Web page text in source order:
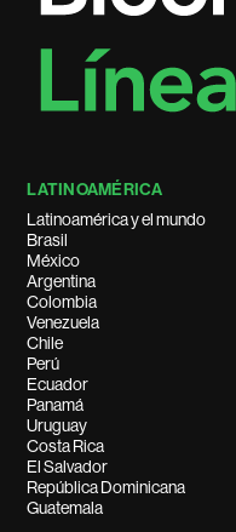
LATINOAMÉRICA
Latinoamérica y el mundo
Brasil
México
Argentina
Colombia
Venezuela
Chile
Perú
Ecuador
Panamá
Uruguay
Costa Rica
El Salvador
República Dominicana
Guatemala